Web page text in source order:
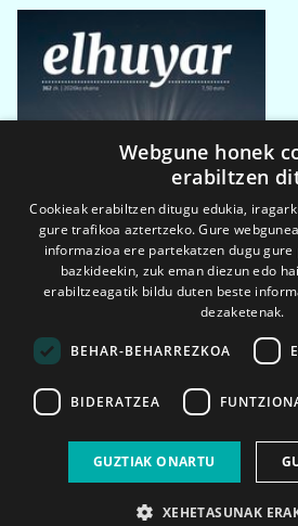
2026ko eka. 1a
Webgune honek
erabiltzen
Cookieak erabiltzen ditugu edukia,
gure trafikoa aztertzeko. Gure
informazioa ere partekatzen dugu
bazkideekin, zuk eman diezun edo
erabiltzeagatik bildu duten beste
dezaketenak.
BEHAR-BEHARREZKOA
BIDERATZEA
GUZTIAK ONARTU
XEHETASUNAK